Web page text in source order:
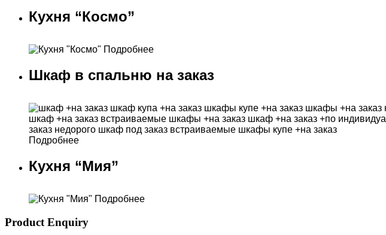
Кухня “Космо”
Подробнее
Шкаф в спальню на заказ
Подробнее
Кухня “Мия”
Подробнее
Product Enquiry